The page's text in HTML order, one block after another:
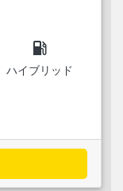
local_gas_station
ハイブリッド